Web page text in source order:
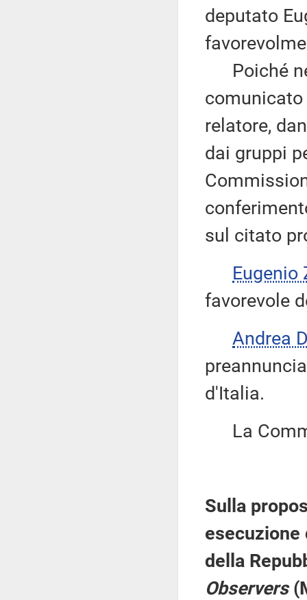
deputato
Poiché
relatore,
dai gruppi
sul citato
Eugenio
favorevole
Andrea
d'Italia.
La
Sulla
esecuzione
della
Observers